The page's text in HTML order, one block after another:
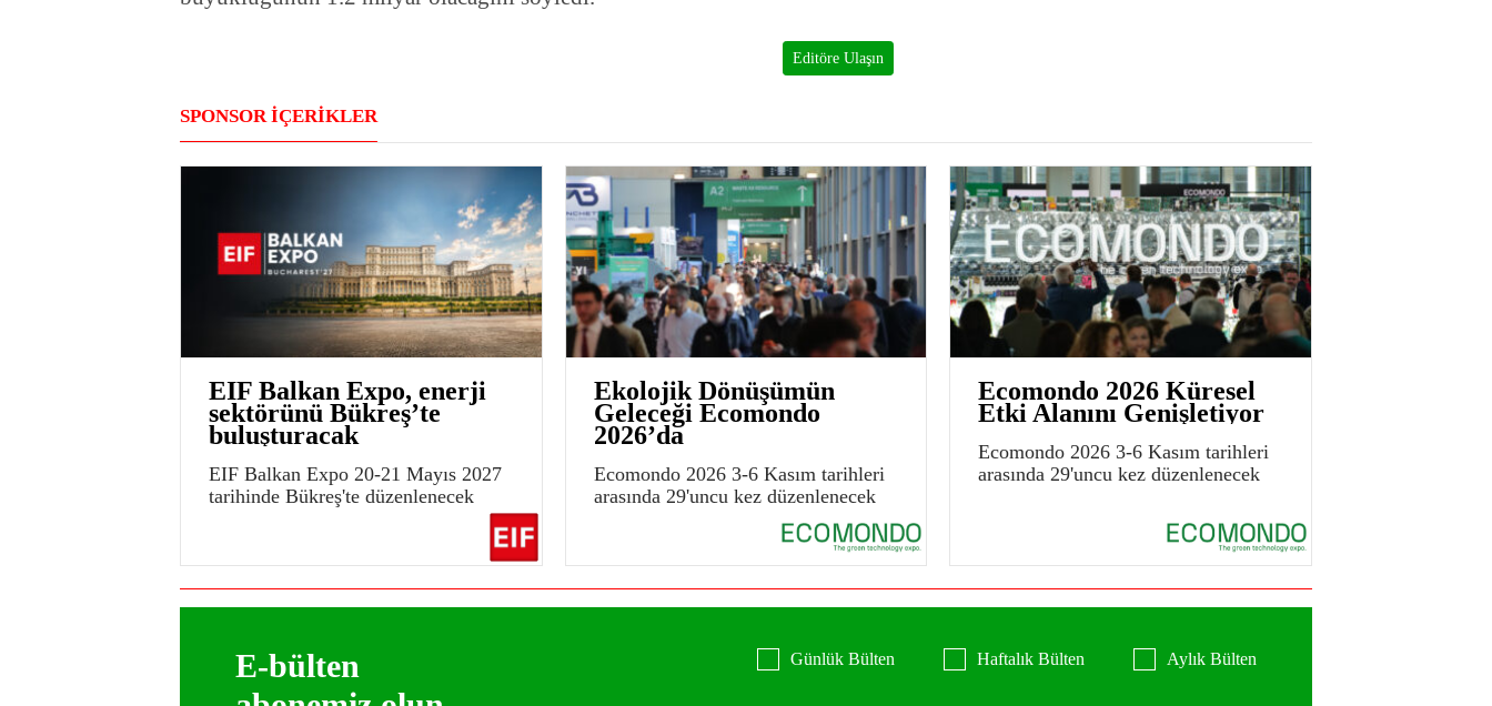
Editöre Ulaşın
SPONSOR İÇERİKLER
EIF Balkan Expo, enerji
sektörünü Bükreş’te
buluşturacak
EIF Balkan Expo 20-21 Mayıs 2027
tarihinde Bükreş'te düzenlenecek
Ekolojik Dönüşümün
Geleceği Ecomondo
2026’da
Ecomondo 2026 3-6 Kasım tarihleri
arasında 29'uncu kez düzenlenecek
Ecomondo 2026 Küresel
Etki Alanını Genişletiyor
Ecomondo 2026 3-6 Kasım tarihleri
arasında 29'uncu kez düzenlenecek
E-bülten
Günlük Bülten Haftalık Bülten Aylık Bülten